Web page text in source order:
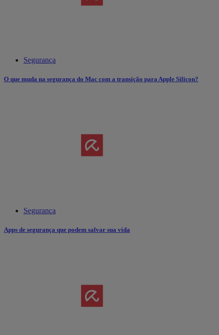
Segurança
O que muda na segurança do Mac com a transição para Apple Silicon?
Segurança
Apps de segurança que podem salvar sua vida